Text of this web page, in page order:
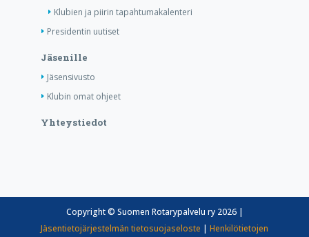
Klubien ja piirin tapahtumakalenteri
Presidentin uutiset
Jäsenille
Jäsensivusto
Klubin omat ohjeet
Yhteystiedot
Copyright © Suomen Rotarypalvelu ry 2026 |
Jäsentietojärjestelmän tietosuojaseloste | Henkilötietojen